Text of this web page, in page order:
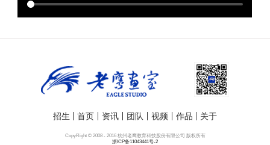
招生 首页 资讯 团队 视频 作品 关于
CopyRight © 2008 - 2016 杭州老鹰教育科技股份有限公司 版权所有
浙ICP备11043441号-2